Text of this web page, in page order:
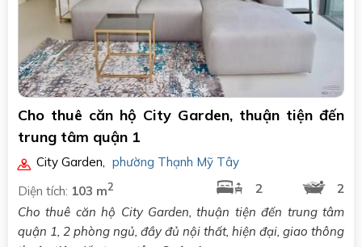
Cho thuê căn hộ City Garden, thuận tiện đến
trung tâm quận 1
City Garden, phường Thạnh Mỹ Tây
Diện tích: 103 m2 2
2
Cho thuê căn hộ City Garden, thuận tiện đến trung tâm
quận 1, 2 phòng ngủ, đầy đủ nội thất, hiện đại, giao thông